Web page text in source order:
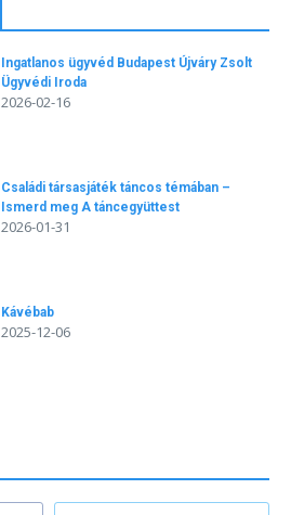
Ingatlanos ügyvéd Budapest Újváry Zsolt
Ügyvédi Iroda
2026-02-16
Családi társasjáték táncos témában –
Ismerd meg A táncegyüttest
2026-01-31
Kávébab
2025-12-06